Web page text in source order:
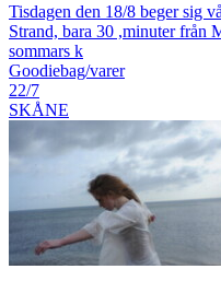
Tisdagen den 18/8 beger sig
Strand, bara 30 ,minuter från
sommars k
Goodiebag/varer
22/7
SKÅNE